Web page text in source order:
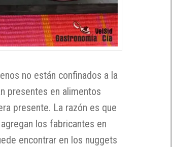
no están confinados a la
presentes en alimentos
presente. La razón es que
los fabricantes en
encontrar en los nuggets